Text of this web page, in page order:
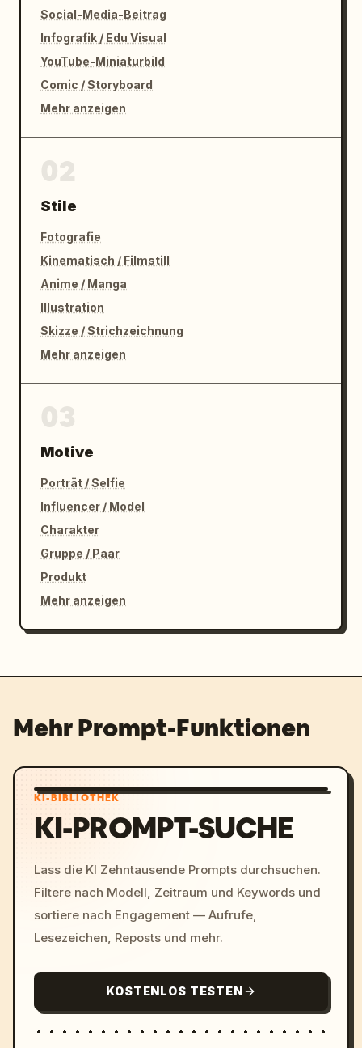
Social-Media-Beitrag
Infografik / Edu Visual
YouTube-Miniaturbild
Comic / Storyboard
Mehr anzeigen
Stile
Fotografie
Kinematisch / Filmstill
Anime / Manga
Illustration
Skizze / Strichzeichnung
Mehr anzeigen
Motive
Porträt / Selfie
Influencer / Model
Charakter
Gruppe / Paar
Produkt
Mehr anzeigen
Mehr Prompt-Funktionen
KI-BIBLIOTHEK
KI-PROMPT-SUCHE
Lass die KI Zehntausende Prompts durchsuchen.
Filtere nach Modell, Zeitraum und Keywords und
sortiere nach Engagement — Aufrufe,
Lesezeichen, Reposts und mehr.
KOSTENLOS TESTEN